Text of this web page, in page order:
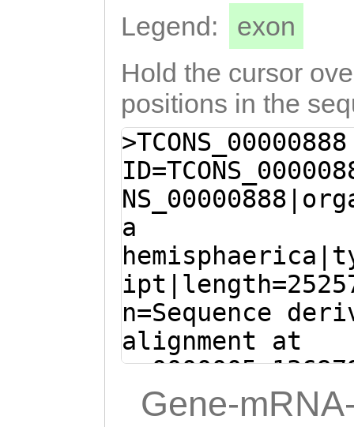
Legend:
exon
Hold the cursor
positions in the
>TCONS_00000888
a
n=Sequence
alignment at
- (Clytia
Gene-